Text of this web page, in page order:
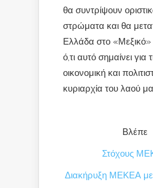
θα συντρίψουν
στρώματα και θα
Ελλάδα στο
ό,τι αυτό σημαίνει για
οικονομική και
κυριαρχία του λαού
Βλέπε
Στόχους
Διακήρυξη ΜΕΚΕΑ με